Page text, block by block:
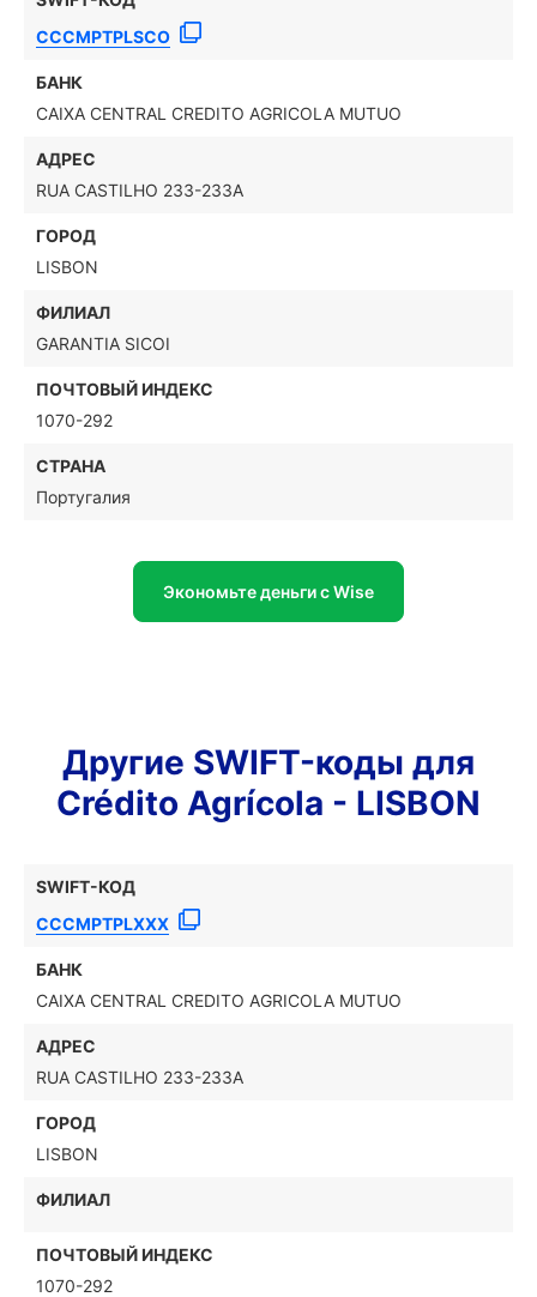
CCCMPTPLSCO
БАНК
CAIXA CENTRAL CREDITO AGRICOLA MUTUO
АДРЕС
RUA CASTILHO 233-233A
ГОРОД
LISBON
ФИЛИАЛ
GARANTIA SICOI
ПОЧТОВЫЙ ИНДЕКС
1070-292
СТРАНА
Португалия
Экономьте деньги с Wise
Другие SWIFT-коды для
Crédito Agrícola - LISBON
SWIFT-КОД
CCCMPTPLXXX
БАНК
CAIXA CENTRAL CREDITO AGRICOLA MUTUO
АДРЕС
RUA CASTILHO 233-233A
ГОРОД
LISBON
ФИЛИАЛ
ПОЧТОВЫЙ ИНДЕКС
1070-292